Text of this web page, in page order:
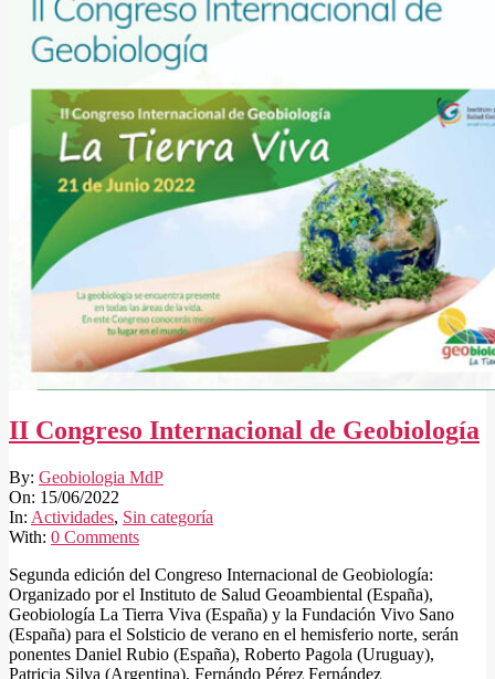
II Congreso Internacional de Geobiología
2022-
06-
15
By: Geobiologia MdP
On: 15/06/2022
In: Actividades, Sin categoría
With: 0 Comments
Segunda edición del Congreso Internacional de Geobiología:
Organizado por el Instituto de Salud Geoambiental (España),
Geobiología La Tierra Viva (España) y la Fundación Vivo Sano
(España) para el Solsticio de verano en el hemisferio norte, serán
ponentes Daniel Rubio (España), Roberto Pagola (Uruguay),
Patricia Silva (Argentina), Fernándo Pérez Fernández